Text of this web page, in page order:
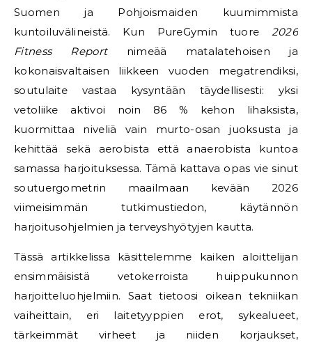
Suomen ja Pohjoismaiden kuumimmista
kuntoiluvälineistä. Kun PureGymin tuore 2026
Fitness Reportnimeää matalatehoisen ja
kokonaisvaltaisen liikkeen vuoden megatrendiksi,
soutulaite vastaa kysyntään täydellisesti: yksi
vetoliike aktivoi noin 86 % kehon lihaksista,
kuormittaa niveliä vain murto-osan juoksusta ja
kehittää sekä aerobista että anaerobista kuntoa
samassa harjoituksessa. Tämä kattava opas vie sinut
soutuergometrin maailmaan kevään 2026
viimeisimmän tutkimustiedon, käytännön
harjoitusohjelmien ja terveyshyötyjen kautta.
Tässä artikkelissa käsittelemme kaiken aloittelijan
ensimmäisistä vetokerroista huippukunnon
harjoitteluohjelmiin. Saat tietoosi oikean tekniikan
vaiheittain, eri laitetyyppien erot, sykealueet,
tärkeimmät virheet ja niiden korjaukset,